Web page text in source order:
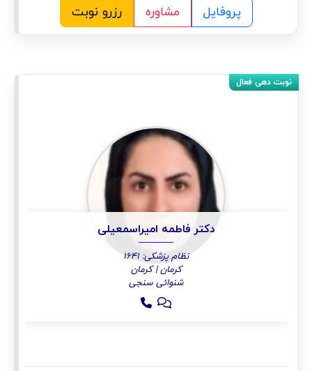
پروفایل مشاوره رزرو نوبت
دکتر فاطمه امیراسمعیلی
نظام پزشکی: 1641
کرمان | کرمان
شنوائی سنجی